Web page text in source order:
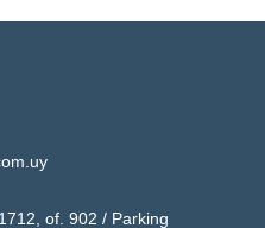
of. 902 / Parking